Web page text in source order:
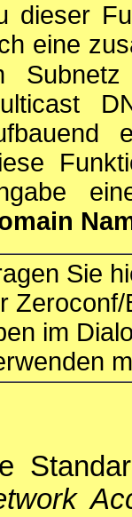
dieser
eine
Sie
im